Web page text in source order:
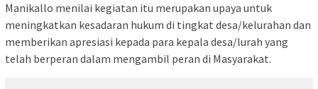
Manikallo menilai kegiatan itu merupakan upaya untuk
meningkatkan kesadaran hukum di tingkat desa/kelurahan dan
memberikan apresiasi kepada para kepala desa/lurah yang
telah berperan dalam mengambil peran di Masyarakat.